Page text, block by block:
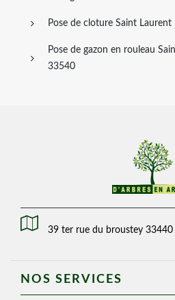
Pose de cloture Saint
Pose de gazon en rouleau
33540
39 ter rue du broustey 33440
NOS SERVICES